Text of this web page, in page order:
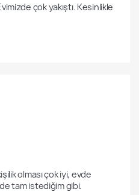
çok yakıştı. Kesinlikle
olması çok iyi, evde